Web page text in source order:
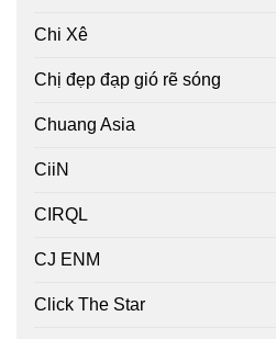
Chi Xê
Chị đẹp đạp gió rẽ sóng
Chuang Asia
CiiN
CIRQL
CJ ENM
Click The Star